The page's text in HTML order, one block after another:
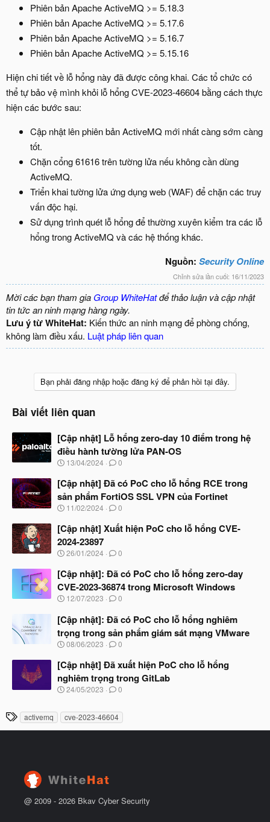
Phiên bản Apache ActiveMQ >= 5.18.3
Phiên bản Apache ActiveMQ >= 5.17.6
Phiên bản Apache ActiveMQ >= 5.16.7
Phiên bản Apache ActiveMQ >= 5.15.16
Hiện chi tiết về lỗ hổng này đã được công khai. Các tổ chức có
thể tự bảo vệ mình khỏi lỗ hổng CVE-2023-46604 bằng cách thực
hiện các bước sau:
Cập nhật lên phiên bản ActiveMQ mới nhất càng sớm càng
tốt.
Chặn cổng 61616 trên tường lửa nếu không cần dùng
ActiveMQ.
Triển khai tường lửa ứng dụng web (WAF) để chặn các truy
vấn độc hại.
Sử dụng trình quét lỗ hổng để thường xuyên kiểm tra các lỗ
hổng trong ActiveMQ và các hệ thống khác.
Nguồn: Security Online
Chỉnh sửa lần cuối: 16/11/2023
Mời các bạn tham gia Group WhiteHatđể thảo luận và cập nhật
tin tức an ninh mạng hàng ngày.
Lưu ý từ WhiteHat: Kiến thức an ninh mạng để phòng chống,
không làm điều xấu. Luật pháp liên quan
Bạn phải đăng nhập hoặc đăng ký để phản hồi tại đây.
Bài viết liên quan
[Cập nhật] Lỗ hổng zero-day 10 điểm trong hệ
điều hành tường lửa PAN-OS
N
à
y
b
ắ
đ
ầ
u
13/04/2024 0
[Cập nhật] Đã có PoC cho lỗ hổng RCE trong
sản phẩm FortiOS SSL VPN của Fortinet
N
à
y
b
ắ
đ
ầ
u
11/02/2024 0
[Cập nhật] Xuất hiện PoC cho lỗ hổng CVE-
2024-23897
N
à
y
b
ắ
đ
ầ
u
26/01/2024 0
[Cập nhật]: Đã có PoC cho lỗ hổng zero-day
CVE-2023-36874 trong Microsoft Windows
N
à
y
b
ắ
đ
ầ
u
12/07/2023 0
[Cập nhật]: Đã có PoC cho lỗ hổng nghiêm
trọng trong sản phẩm giám sát mạng VMware
N
à
y
b
ắ
đ
ầ
u
08/06/2023 0
[Cập nhật] Đã xuất hiện PoC cho lỗ hổng
nghiêm trọng trong GitLab
N
y
u
24/05/2023 0
T
h
activemq cve-2023-46604
@ 2009 - 2026 Bkav Cyber Security